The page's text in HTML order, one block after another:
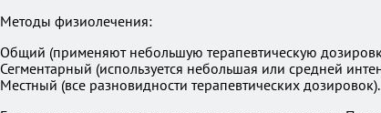
Методы физиолечения:
Общий (применяют небольшую терапевтическую
Сегментарный (используется небольшая или средней
Местный (все разновидности терапевтических дозировок).